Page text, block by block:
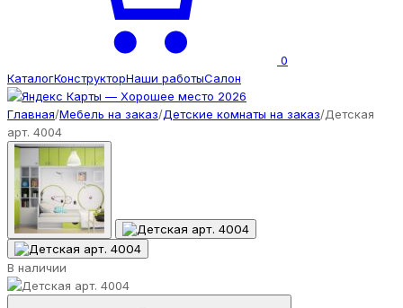
0
КаталогКонструкторНаши работыСалон
Главная/Мебель на заказ/Детские комнаты на заказ/Детская
арт. 4004
В наличии